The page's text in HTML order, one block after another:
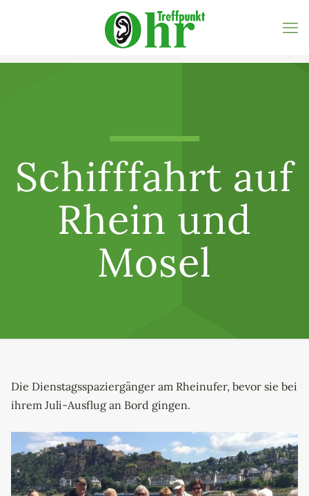
Schifffahrt auf
Rhein und
Mosel
Die Dienstagsspaziergänger am Rheinufer, bevor sie bei
ihrem Juli-Ausflug an Bord gingen.